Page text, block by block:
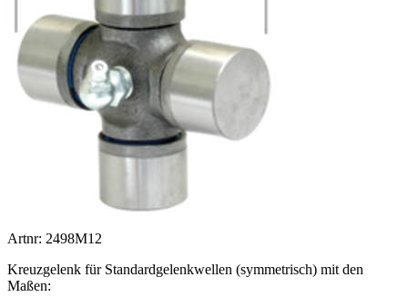
Artnr: 2498M12
Kreuzgelenk für Standardgelenkwellen (symmetrisch) mit den
Maßen: